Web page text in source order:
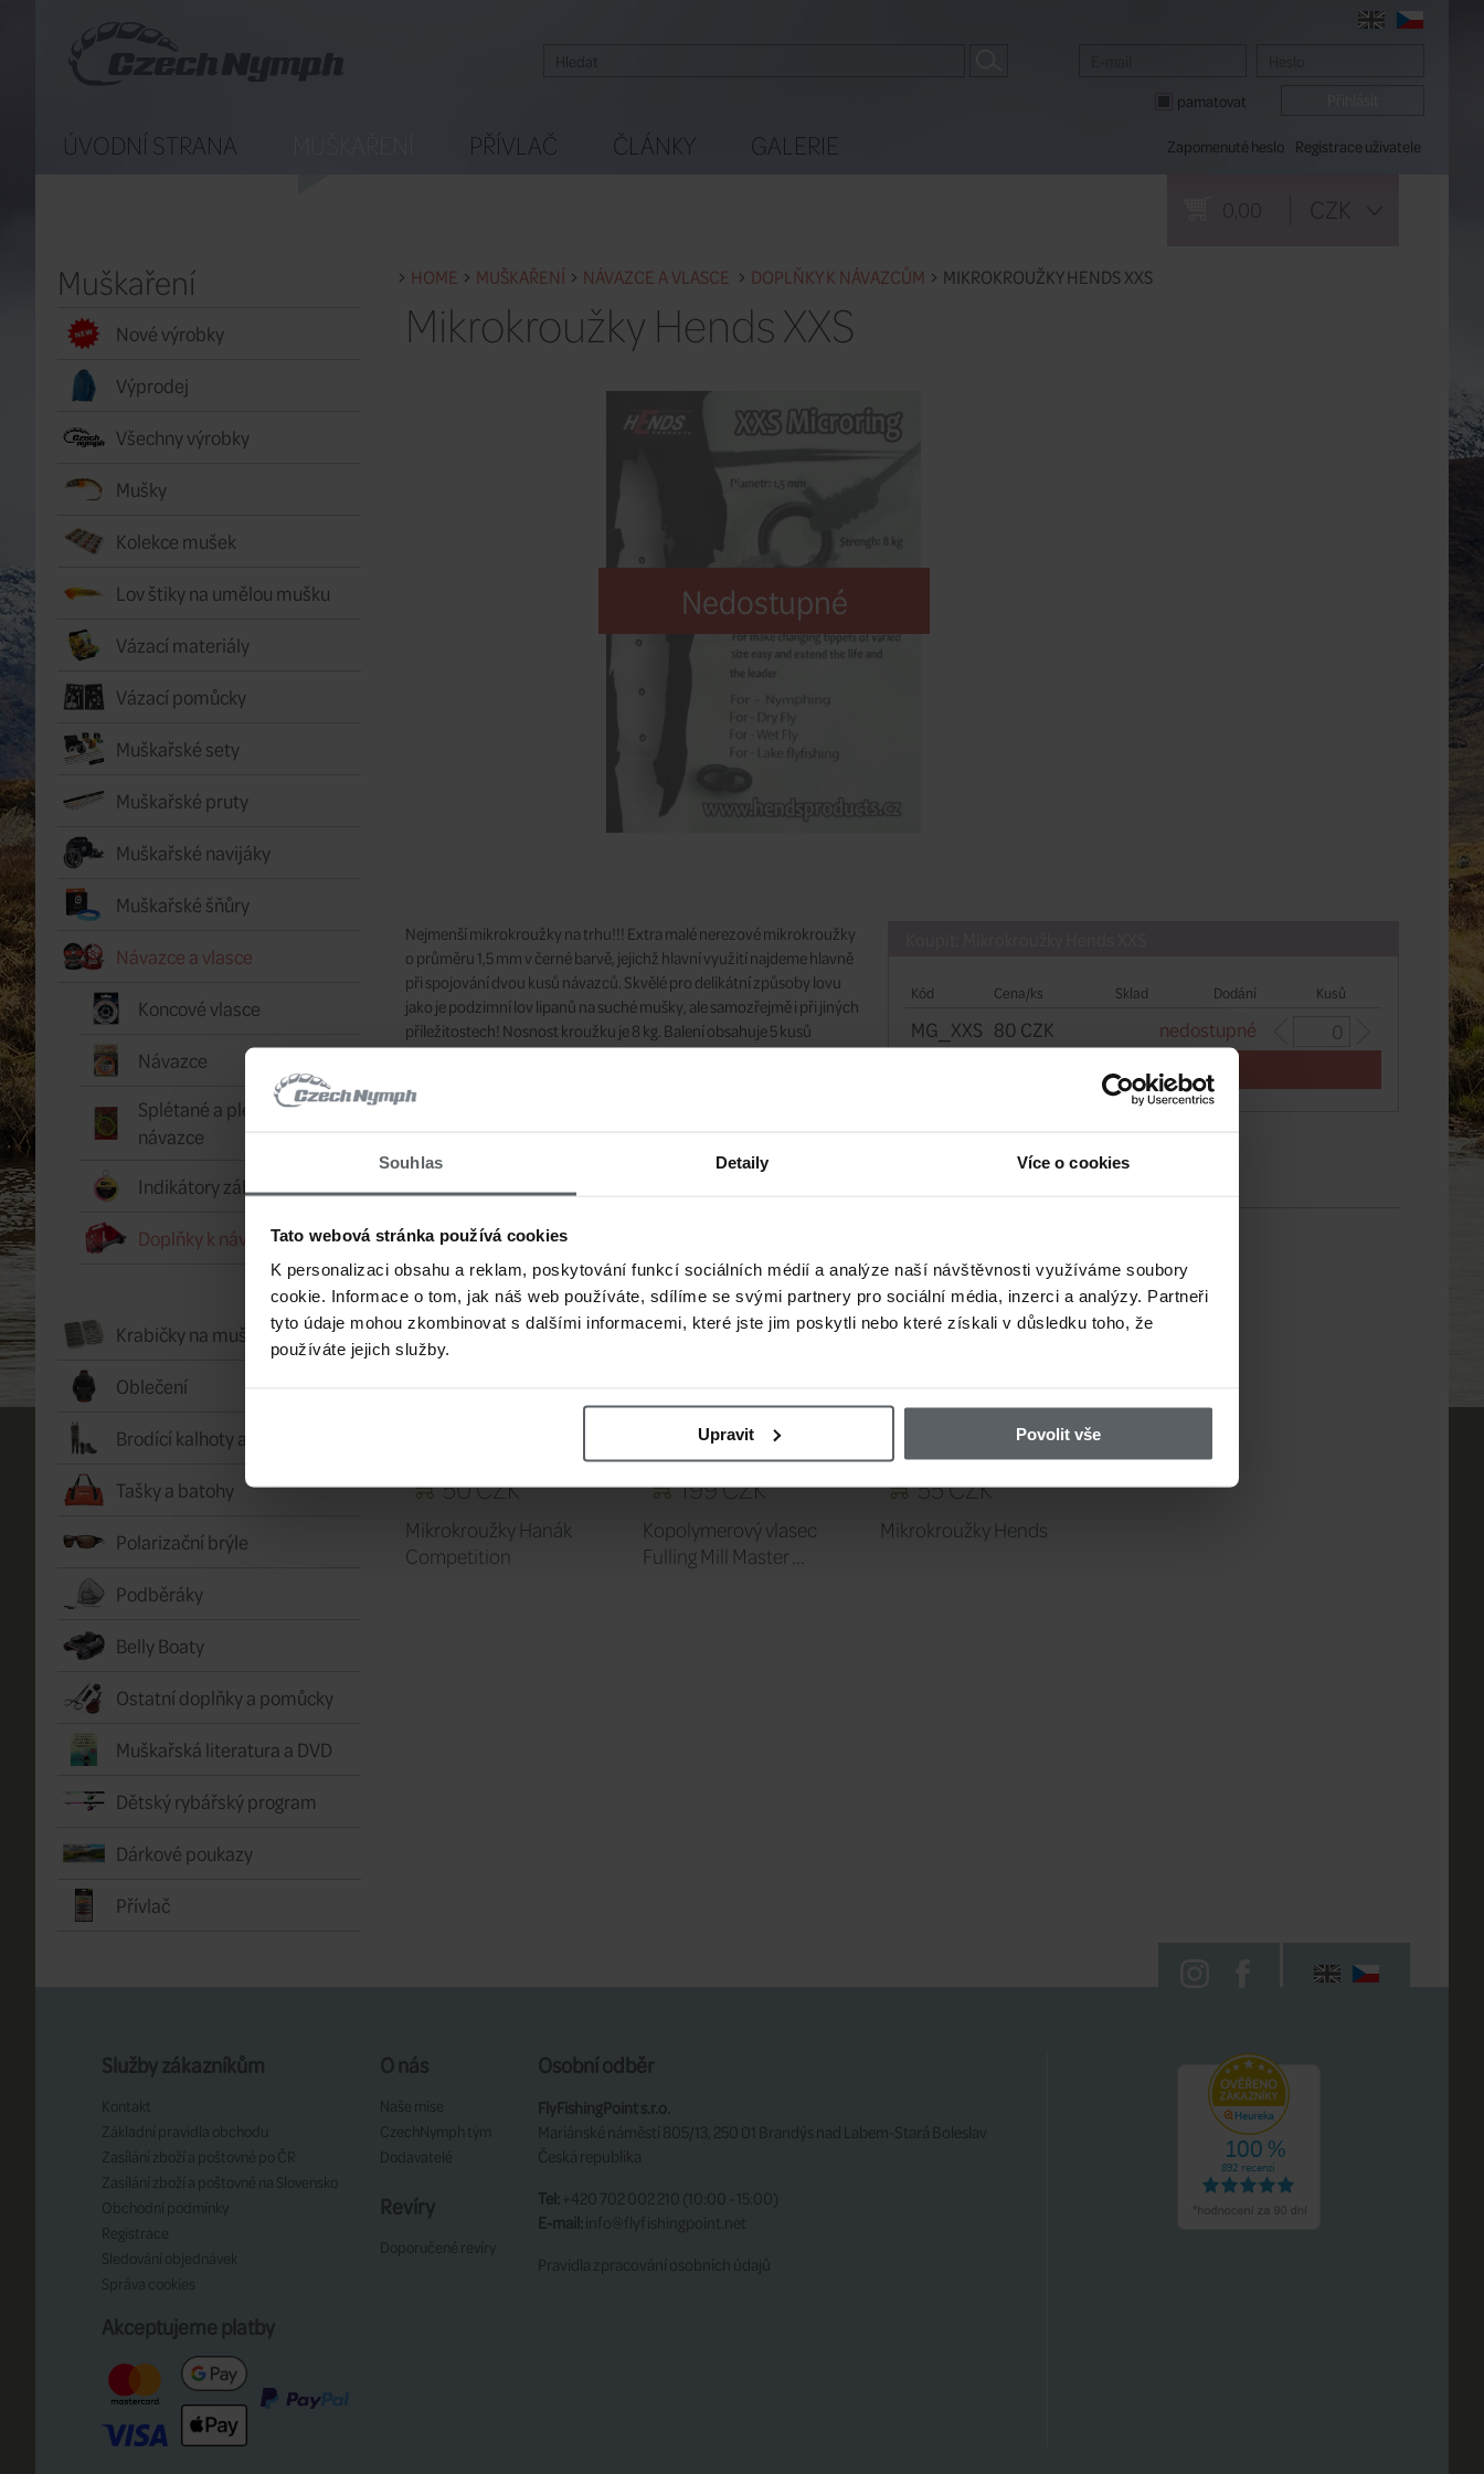
Souhlas Detaily Více o cookies
Tato webová stránka používá cookies
K personalizaci obsahu a reklam, poskytování funkcí sociálních médií a analýze naší návštěvnosti využíváme soubory
cookie. Informace o tom, jak náš web používáte, sdílíme se svými partnery pro sociální média, inzerci a analýzy. Partneři
tyto údaje mohou zkombinovat s dalšími informacemi, které jste jim poskytli nebo které získali v důsledku toho, že
používáte jejich služby.
Upravit Povolit vše
pamatovat
Zapomenuté heslo Registrace uživatele
0,00 CZK
ÚVODNÍ STRANA PŘÍVLAČ ČLÁNKY GALERIE
Muškaření
Nové výrobky
Výprodej
Všechny výrobky
Mušky
Kolekce mušek
Lov štiky na umělou mušku
Vázací materiály
Vázací pomůcky
Muškařské sety
Muškařské pruty
Muškařské navijáky
Muškařské šňůry
Návazce a vlasce
Koncové vlasce
Návazce
Splétané a pletené
návazce
Indikátory záběru
Doplňky k návazcům
Krabičky na mušky
Oblečení
Brodící kalhoty a boty
Tašky a batohy
Polarizační brýle
Podběráky
Belly Boaty
Ostatní doplňky a pomůcky
Muškařská literatura a DVD
Dětský rybářský program
Dárkové poukazy
Přívlač
HOME MUŠKAŘENÍ NÁVAZCE A VLASCE DOPLŇKY K NÁVAZCŮM MIKROKROUŽKY HENDS XXS
Mikrokroužky Hends XXS
Nedostupné
Kód Cena/ks Sklad Dodání Kusů
MG_XXS 80 CZK nedostupné
Nejmenší mikrokroužky na trhu!!! Extra malé nerezové mikrokroužky
o průměru 1,5 mm v černé barvě, jejichž hlavní využití najdeme hlavně
při spojování dvou kusů návazců. Skvělé pro delikátní způsoby lovu
jako je podzimní lov lipanů na suché mušky, ale samozřejmě i při jiných
příležitostech! Nosnost kroužku je 8 kg. Balení obsahuje 5 kusů
mikrokroužků.
Výrobce:
SOUVISEJÍCÍ
Související produkty
50 CZK
Mikrokroužky Hanák
Competition
199 CZK
Kopolymerový vlasec
Fulling Mill Master ...
55 CZK
Mikrokroužky Hends
Služby zákazníkům
Kontakt
Základní pravidla obchodu
Zasílání zboží a poštovné po ČR
Zasílání zboží a poštovné na Slovensko
Obchodní podmínky
Registrace
Sledování objednávek
Správa cookies
O nás
Naše mise
CzechNymph tým
Dodavatelé
Revíry
Doporučené revíry
Osobní odběr
FlyFishingPoint s.r.o.
Mariánské náměstí 805/13, 250 01 Brandýs nad Labem-Stará Boleslav
Česká republika
Tel: +420 702 002 210 (10:00 - 15:00)
E-mail:info@flyfishingpoint.net
Pravidla zpracování osobních údajů
Akceptujeme platby